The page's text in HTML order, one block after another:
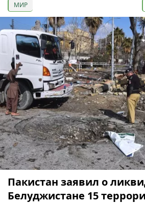
МИР
Пакистан заявил о
Белуджистане 15